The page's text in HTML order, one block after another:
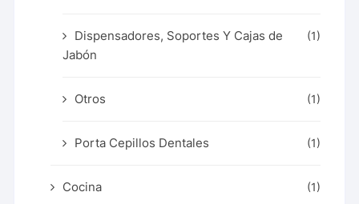
Dispensadores, Soportes Y Cajas de
Jabón
(1)
Otros (1)
Porta Cepillos Dentales (1)
Cocina (1)